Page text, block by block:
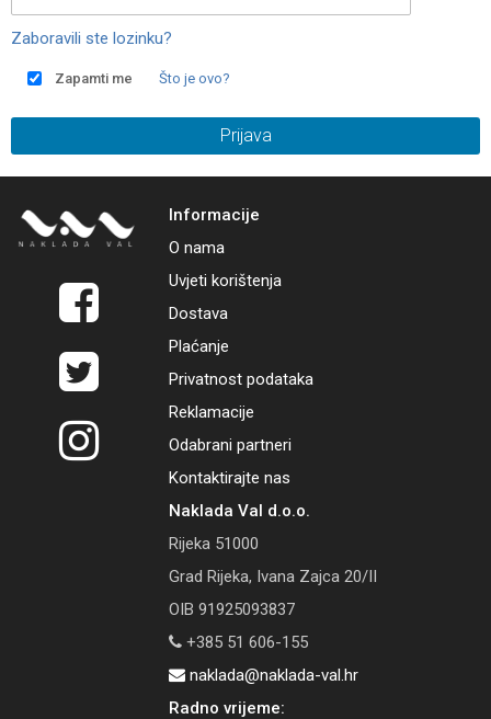
Zaboravili ste lozinku?
Zapamti me Što je ovo?
Prijava
Informacije
O nama
Uvjeti korištenja
Dostava
Plaćanje
Privatnost podataka
Reklamacije
Odabrani partneri
Kontaktirajte nas
Naklada Val d.o.o.
Rijeka 51000
Grad Rijeka, Ivana Zajca 20/II
OIB 91925093837
+385 51 606-155
naklada@naklada-val.hr
Radno vrijeme: